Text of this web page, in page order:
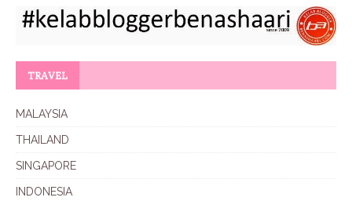
TRAVEL
MALAYSIA
THAILAND
SINGAPORE
INDONESIA